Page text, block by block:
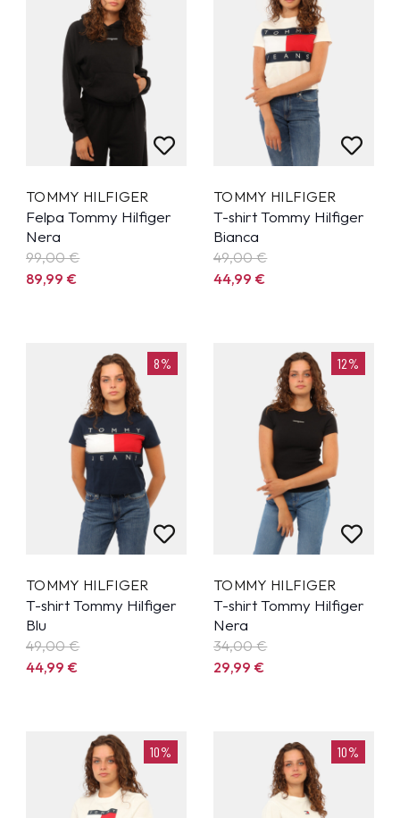
TOMMY HILFIGER
Felpa Tommy Hilfiger
Nera
99,00 €
89,99€
TOMMY HILFIGER
T-shirt Tommy Hilfiger
Bianca
49,00 €
44,99€
8%
TOMMY HILFIGER
T-shirt Tommy Hilfiger
Blu
49,00 €
44,99€
12%
TOMMY HILFIGER
T-shirt Tommy Hilfiger
Nera
34,00 €
29,99€
10% 10%